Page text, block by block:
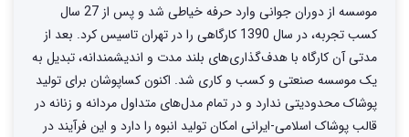
موسسه از دوران جوانی وارد حرفه خیاطی شد و پس از 27 سال
کسب تجربه، در سال 1390 کارگاهی را در تهران تاسیس کرد. بعد از
مدتی آن کارگاه با هدف‌گذاری‌های بلند مدت و اندیشمندانه، تبدیل به
یک موسسه صنعتی و کسب و کاری شد. اکنون کساپوشان برای تولید
پوشاک محدودیتی ندارد و در تمام مدل‌های متداول مردانه و زنانه در
قالب پوشاک اسلامی-ایرانی امکان تولید انبوه را دارد و این فرآیند در